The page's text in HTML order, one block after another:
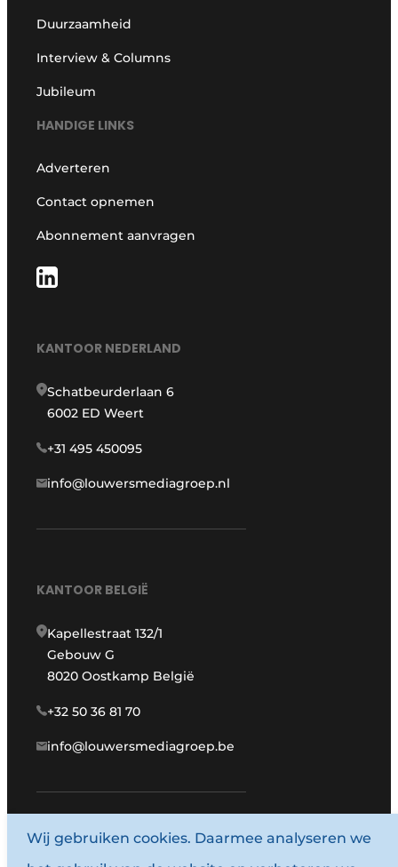
Duurzaamheid
Interview & Columns
Jubileum
HANDIGE LINKS
Adverteren
Contact opnemen
Abonnement aanvragen
KANTOOR NEDERLAND
Schatbeurderlaan 6
6002 ED Weert
+31 495 450095
info@louwersmediagroep.nl
KANTOOR BELGIË
Kapellestraat 132/1
Gebouw G
8020 Oostkamp België
+32 50 36 81 70
info@louwersmediagroep.be
www.louwersmediagroep.com
Wij gebruiken cookies. Daarmee analyseren we